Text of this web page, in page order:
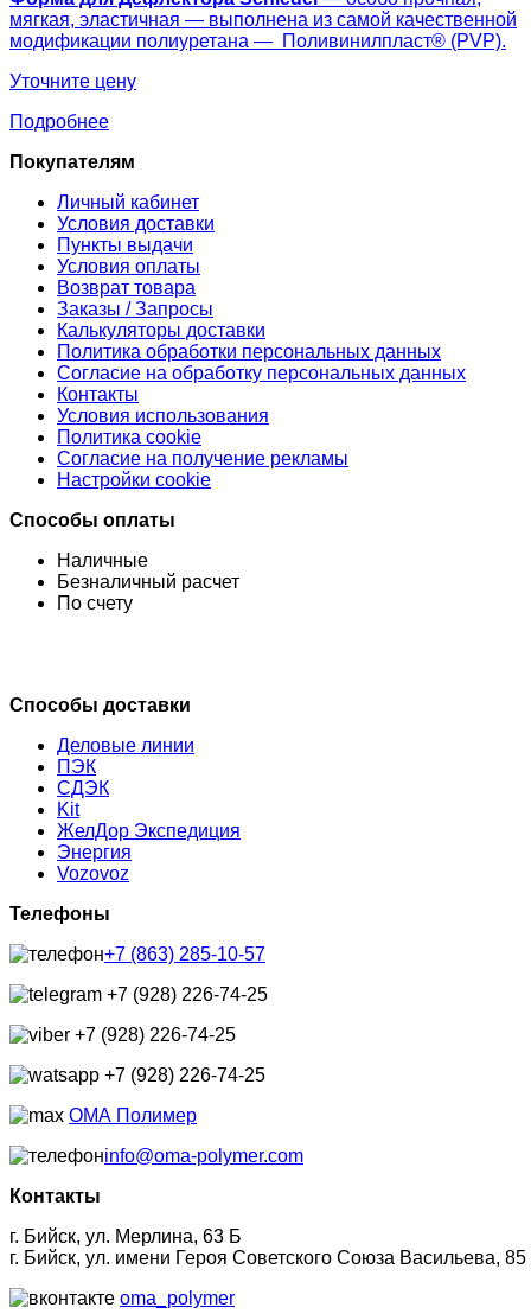
мягкая, эластичная — выполнена из самой качественной
модификации полиуретана — Поливинилпласт® (PVP).
Уточните цену
Подробнее
Покупателям
Личный кабинет
Условия доставки
Пункты выдачи
Условия оплаты
Возврат товара
Заказы / Запросы
Калькуляторы доставки
Политика обработки персональных данных
Согласие на обработку персональных данных
Контакты
Условия использования
Политика cookie
Согласие на получение рекламы
Настройки cookie
Способы оплаты
Наличные
Безналичный расчет
По счету
Способы доставки
Деловые линии
ПЭК
СДЭК
Kit
ЖелДор Экспедиция
Энергия
Vozovoz
Телефоны
+7 (863) 285-10-57
+7 (928) 226-74-25
+7 (928) 226-74-25
+7 (928) 226-74-25
ОМА Полимер
info@oma-polymer.com
Контакты
г. Бийск, ул. Мерлина, 63 Б
г. Бийск, ул. имени Героя Советского Союза Васильева, 85
oma_polymer